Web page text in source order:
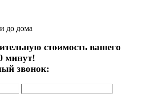
до дома
стоимость вашего
минут!
звонок: